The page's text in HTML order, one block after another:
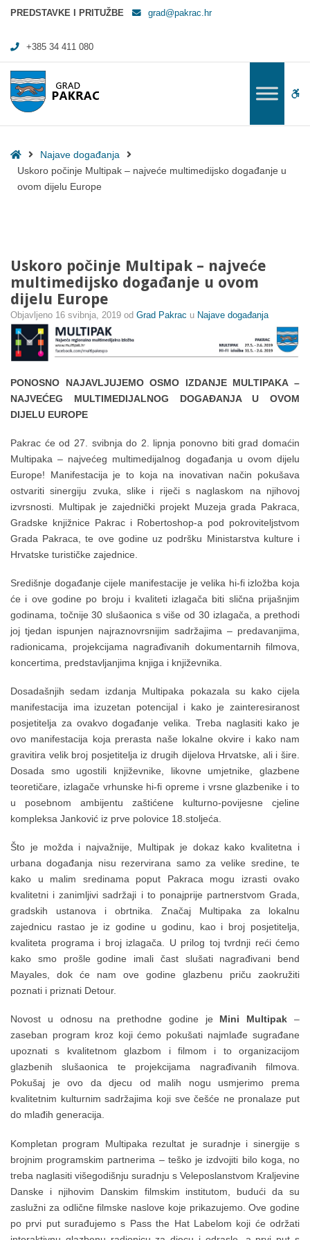
Uskoro počinje Multipak - najveće multimedijsko događanje u ovom
PREDSTAVKE I PRITUŽBE grad@pakrac.hr
+385 34 411 080
HomeNajave događanja
Uskoro počinje Multipak – najveće multimedijsko događanje u
ovom dijelu Europe
Uskoro počinje Multipak – najveće
multimedijsko događanje u ovom
dijelu Europe
Objavljeno 16 svibnja, 2019 od Grad Pakrac u Najave događanja
PONOSNO NAJAVLJUJEMO OSMO IZDANJE MULTIPAKA –
NAJVEĆEG MULTIMEDIJALNOG DOGAĐANJA U OVOM
DIJELU EUROPE
Pakrac će od 27. svibnja do 2. lipnja ponovno biti grad domaćin
Multipaka – najvećeg multimedijalnog događanja u ovom dijelu
Europe! Manifestacija je to koja na inovativan način pokušava
ostvariti sinergiju zvuka, slike i riječi s naglaskom na njihovoj
izvrsnosti. Multipak je zajednički projekt Muzeja grada Pakraca,
Gradske knjižnice Pakrac i Robertoshop-a pod pokroviteljstvom
Grada Pakraca, te ove godine uz podršku Ministarstva kulture i
Hrvatske turističke zajednice.
Središnje događanje cijele manifestacije je velika hi-fi izložba koja
će i ove godine po broju i kvaliteti izlagača biti slična prijašnjim
godinama, točnije 30 slušaonica s više od 30 izlagača, a prethodi
joj tjedan ispunjen najraznovrsnijim sadržajima – predavanjima,
radionicama, projekcijama nagrađivanih dokumentarnih filmova,
koncertima, predstavljanjima knjiga i književnika.
Dosadašnjih sedam izdanja Multipaka pokazala su kako cijela
manifestacija ima izuzetan potencijal i kako je zainteresiranost
posjetitelja za ovakvo događanje velika. Treba naglasiti kako je
ovo manifestacija koja prerasta naše lokalne okvire i kako nam
gravitira velik broj posjetitelja iz drugih dijelova Hrvatske, ali i šire.
Dosada smo ugostili književnike, likovne umjetnike, glazbene
teoretičare, izlagače vrhunske hi-fi opreme i vrsne glazbenike i to
u posebnom ambijentu zaštićene kulturno-povijesne cjeline
kompleksa Janković iz prve polovice 18.stoljeća.
Što je možda i najvažnije, Multipak je dokaz kako kvalitetna i
urbana događanja nisu rezervirana samo za velike sredine, te
kako u malim sredinama poput Pakraca mogu izrasti ovako
kvalitetni i zanimljivi sadržaji i to ponajprije partnerstvom Grada,
gradskih ustanova i obrtnika. Značaj Multipaka za lokalnu
zajednicu rastao je iz godine u godinu, kao i broj posjetitelja,
kvaliteta programa i broj izlagača. U prilog toj tvrdnji reći ćemo
kako smo prošle godine imali čast slušati nagrađivani bend
Mayales, dok će nam ove godine glazbenu priču zaokružiti
poznati i priznati Detour.
Novost u odnosu na prethodne godine je Mini Multipak –
zaseban program kroz koji ćemo pokušati najmlađe sugrađane
upoznati s kvalitetnom glazbom i filmom i to organizacijom
glazbenih slušaonica te projekcijama nagrađivanih filmova.
Pokušaj je ovo da djecu od malih nogu usmjerimo prema
kvalitetnim kulturnim sadržajima koji sve češće ne pronalaze put
do mlađih generacija.
Kompletan program Multipaka rezultat je suradnje i sinergije s
brojnim programskim partnerima – teško je izdvojiti bilo koga, no
treba naglasiti višegodišnju suradnju s Veleposlanstvom Kraljevine
Danske i njihovim Danskim filmskim institutom, budući da su
zaslužni za odlične filmske naslove koje prikazujemo. Ove godine
po prvi put surađujemo s Pass the Hat Labelom koji će održati